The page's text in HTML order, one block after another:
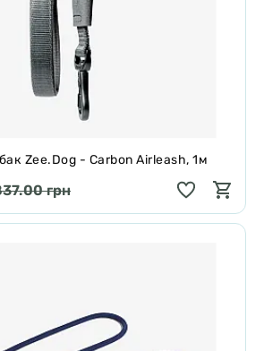
Zee.Dog - Carbon Airleash, 1м
грн